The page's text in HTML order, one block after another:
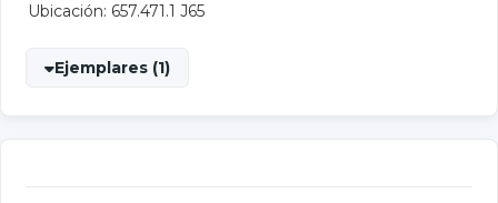
Ubicación: 657.471.1 J65
Ejemplares (1)